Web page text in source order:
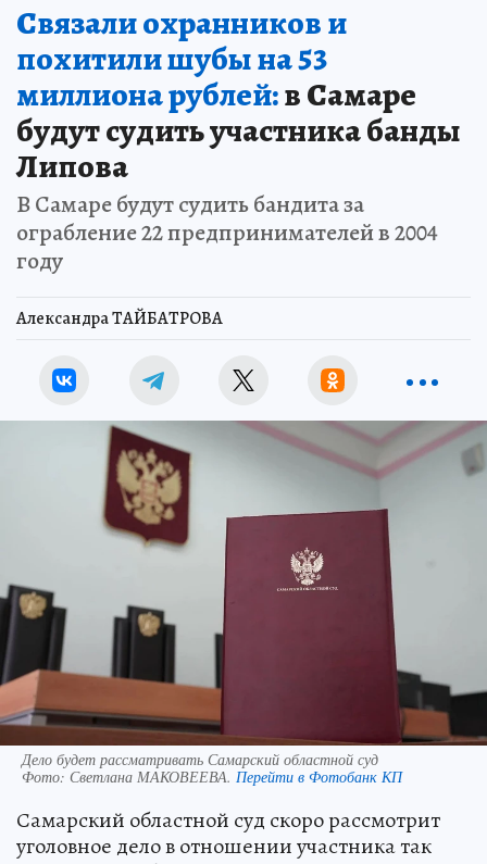
Связали охранников и
похитили шубы на 53
миллиона рублей:в Самаре
будут судить участника банды
Липова
В Самаре будут судить бандита за
ограбление 22 предпринимателей в 2004
году
Александра ТАЙБАТРОВА
Дело будет рассматривать Самарский областной суд
Фото: Светлана МАКОВЕЕВА. Перейти в Фотобанк КП
Самарский областной суд скоро рассмотрит
уголовное дело в отношении участника так